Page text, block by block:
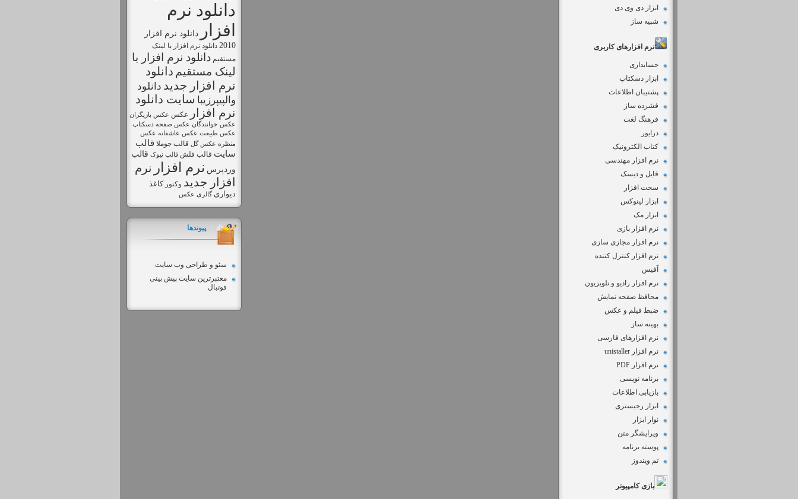
ابزار دی وی دی
شبیه ساز
نرم افزارهای کاربری
حسابداری
ابزار دسکتاپ
پشتیبان اطلاعات
فشرده ساز
فرهنگ لغت
درایور
کتاب الکترونیک
نرم افزار مهندسی
فایل و دیسک
سخت افزار
ابزار لینوکس
ابزار مک
نرم افزار بازی
نرم افزار مجازی سازی
نرم افزار کنترل کننده
آفیس
نرم افزار رادیو و تلویزیون
محافظ صفحه نمایش
ضبط فيلم و عكس
بهینه ساز
نرم افزارهای فارسی
نرم افزار unistaller
نرم افزار PDF
برنامه نویسی
بازیابی اطلاعات
ابزار رجیستری
نوار ابزار
ویرایشگر متن
پوسته برنامه
تم ویندوز
بازی کامپیوتر
دانلود نرم
افزار
دانلود نرم افزار
2010 دانلود نرم افزار با لينک
مستقيم دانلود نرم افزار با
لینک مستقیم دانلود
نرم افزار جديد دانلود
والپیپرزیبا سايت دانلود
نرم افزار
عکس عکس بازیگران
عکس خوانندگان عکس صفحه دسکتاپ
عکس طبیعت عکس عاشقانه عکس
منظره عکس گل قالب جوملا قالب
سایت قالب فلش قالب نیوک قالب
وردپرس نرم افزار نرم
افزار جديد وکتور کاغذ
دیواری گالری عکس
پیوندها
سئو و طراحی وب سایت
معتبرترین سایت پیش بینی
فوتبال